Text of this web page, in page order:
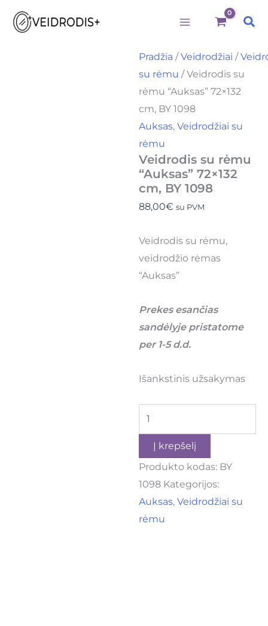
Pereiti
prie
Pradžia /Veidrodžiai /
su rėmu / Veidrodis su
rėmu “Auksas” 72×132
cm, BY 1098
Auksas,Veidrodžiai su
rėmu
Veidrodis su rėmu
“Auksas” 72×132
cm, BY 1098
88,00€ su PVM
Veidrodis su rėmu,
veidrodžio rėmas
“Auksas”
Prekes esančias
sandėlyje pristatome
per 1-5 d.d.
Išankstinis užsakymas
rėmu
72x132
cm,
1098
Į krepšelį
Produkto kodas: BY
1098 Kategorijos:
Auksas,Veidrodžiai su
rėmu